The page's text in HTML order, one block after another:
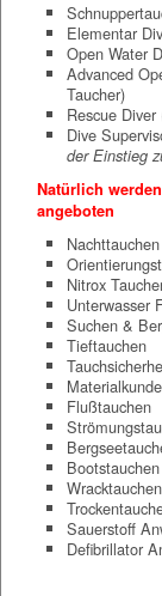
Elementar
Open Water
Advanced
Taucher)
Rescue
Dive
der Einstieg
Natürlich
angeboten
Nachttauchen
Nitrox
Unterwasser
Suchen &
Tieftauchen
Materialkunde
Flußtauchen
Bootstauchen
Wracktauchen
Sauerstoff
Defibrillator